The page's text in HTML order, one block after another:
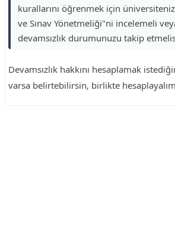
kurallarını öğrenmek için
ve Sınav Yönetmeliği"ni incelemeli
devamsızlık durumunuzu takip
Devamsızlık hakkını hesaplamak
varsa belirtebilirsin, birlikte